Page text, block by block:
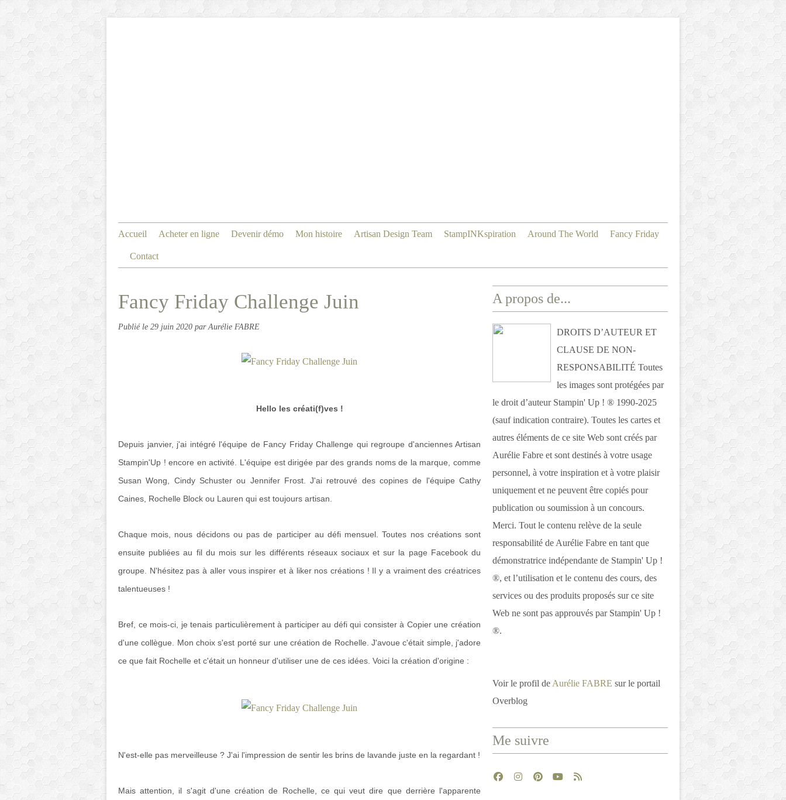
Accueil Acheter en ligne Devenir démo Mon histoire Artisan Design Team StampINKspiration Around The World Fancy Friday
Contact
Fancy Friday Challenge Juin
Publié le 29 juin 2020 par Aurélie FABRE
Hello les créati(f)ves !
Depuis janvier, j'ai intégré l'équipe de Fancy Friday Challenge qui regroupe d'anciennes Artisan
Stampin'Up ! encore en activité. L'équipe est dirigée par des grands noms de la marque, comme
Susan Wong, Cindy Schuster ou Jennifer Frost. J'ai retrouvé des copines de l'équipe Cathy
Caines, Rochelle Block ou Lauren qui est toujours artisan.
Chaque mois, nous décidons ou pas de participer au défi mensuel. Toutes nos créations sont
ensuite publiées au fil du mois sur les différents réseaux sociaux et sur la page Facebook du
groupe. N'hésitez pas à aller vous inspirer et à liker nos créations ! Il y a vraiment des créatrices
talentueuses !
Bref, ce mois-ci, je tenais particulièrement à participer au défi qui consister à Copier une création
d'une collègue. Mon choix s'est porté sur une création de Rochelle. J'avoue c'était simple, j'adore
ce que fait Rochelle et c'était un honneur d'utiliser une de ces idées. Voici la création d'origine :
N'est-elle pas merveilleuse ? J'ai l'impression de sentir les brins de lavande juste en la regardant !
Mais attention, il s'agit d'une création de Rochelle, ce qui veut dire que derrière l'apparente
A propos de...
DROITS D’AUTEUR ET
CLAUSE DE NON-
RESPONSABILITÉ Toutes
les images sont protégées par
le droit d’auteur Stampin' Up ! ® 1990-2025
(sauf indication contraire). Toutes les cartes et
autres éléments de ce site Web sont créés par
Aurélie Fabre et sont destinés à votre usage
personnel, à votre inspiration et à votre plaisir
uniquement et ne peuvent être copiés pour
publication ou soumission à un concours.
Merci. Tout le contenu relève de la seule
responsabilité de Aurélie Fabre en tant que
démonstratrice indépendante de Stampin' Up !
®, et l’utilisation et le contenu des cours, des
services ou des produits proposés sur ce site
Web ne sont pas approuvés par Stampin' Up !
®.
Voir le profil de Aurélie FABRE sur le portail
Overblog
Me suivre